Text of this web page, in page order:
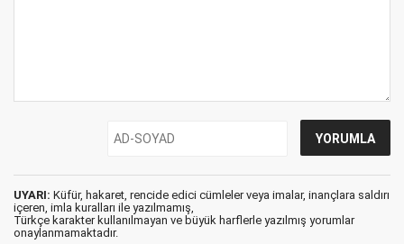
UYARI: Küfür, hakaret, rencide edici cümleler veya imalar, inançlara saldırı
içeren, imla kuralları ile yazılmamış,
Türkçe karakter kullanılmayan ve büyük harflerle yazılmış yorumlar
onaylanmamaktadır.